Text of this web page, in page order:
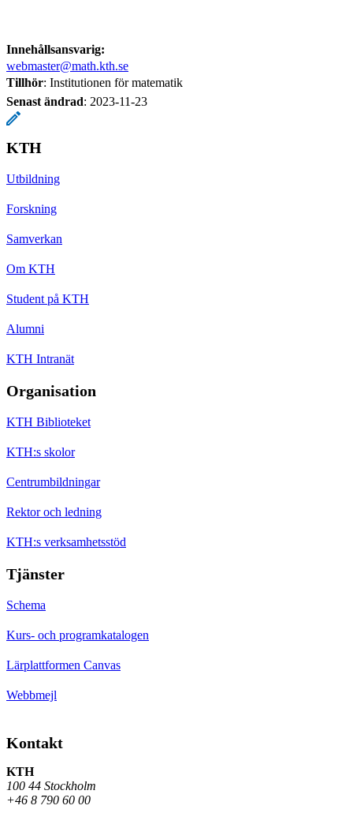
Innehållsansvarig:
webmaster@math.kth.se
Tillhör: Institutionen för matematik
Senast ändrad: 2023-11-23
KTH
Utbildning
Forskning
Samverkan
Om KTH
Student på KTH
Alumni
KTH Intranät
Organisation
KTH Biblioteket
KTH:s skolor
Centrumbildningar
Rektor och ledning
KTH:s verksamhetsstöd
Tjänster
Schema
Kurs- och programkatalogen
Lärplattformen Canvas
Webbmejl
Kontakt
KTH
100 44 Stockholm
+46 8 790 60 00